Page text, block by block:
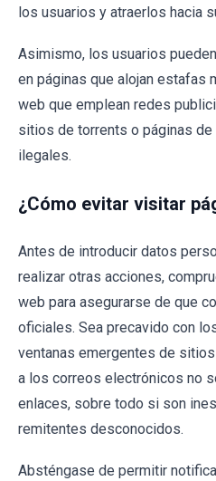
los usuarios y atraerlos hacia
Asimismo, los usuarios
en páginas que alojan estafas
web que emplean redes
sitios de torrents o páginas
ilegales.
¿Cómo evitar visitar
Antes de introducir datos
realizar otras acciones,
web para asegurarse de que
oficiales. Sea precavido con
ventanas emergentes de
a los correos electrónicos no
enlaces, sobre todo si son
remitentes desconocidos.
Absténgase de permitir